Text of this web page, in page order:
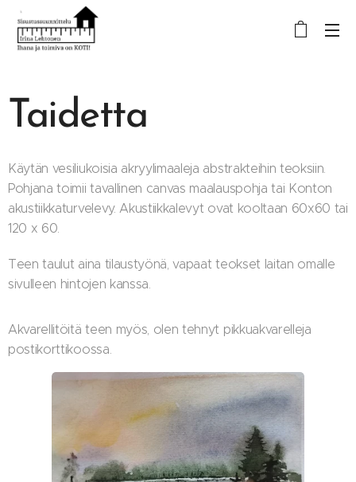
Taidetta
Käytän vesiliukoisia akryylimaaleja abstrakteihin teoksiin.
Pohjana toimii tavallinen canvas maalauspohja tai Konton
akustiikkaturvelevy. Akustiikkalevyt ovat kooltaan 60x60 tai
120 x 60.
Teen taulut aina tilaustyönä, vapaat teokset laitan omalle
sivulleen hintojen kanssa.
Akvarellitöitä teen myös, olen tehnyt pikkuakvarelleja
postikorttikoossa.